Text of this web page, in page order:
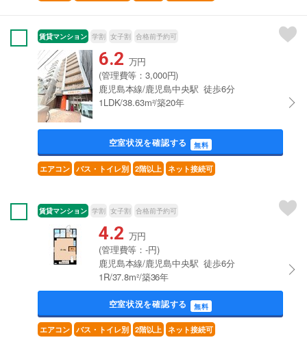
賃貸マンション 学割 女子割 合格前予約可
6.2 万円
(管理費等：3,000円)
鹿児島本線/鹿児島中央駅 徒歩6分
1LDK/38.63m²/築20年
空室状況を確認する 無料
エアコン バス・トイレ別 2階以上 ネット接続可
賃貸マンション 学割 女子割 合格前予約可
4.2 万円
(管理費等：-円)
鹿児島本線/鹿児島中央駅 徒歩6分
1R/37.8m²/築36年
空室状況を確認する 無料
エアコン バス・トイレ別 2階以上 ネット接続可